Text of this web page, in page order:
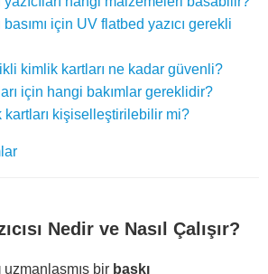
basımı için UV flatbed yazıcı gerekli
kimlik kartları ne kadar güvenli?
için hangi bakımlar gereklidir?
kartları kişiselleştirilebilir mi?
Nedir ve Nasıl Çalışır?
uzmanlaşmış bir baskı